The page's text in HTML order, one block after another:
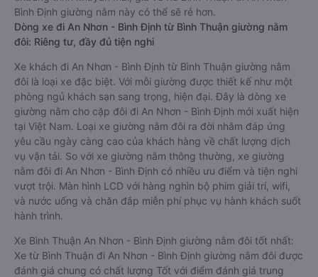
Bình Định giường nằm này có thể sẽ rẻ hơn.
Dòng xe đi An Nhơn - Bình Định từ Bình Thuận giường nằm
đôi: Riêng tư, đầy đủ tiện nghi
Xe khách đi An Nhơn - Bình Định từ Bình Thuận giường nằm
đôi là loại xe đặc biệt. Với mỗi giường được thiết kế như một
phòng ngủ khách sạn sang trọng, hiện đại. Đây là dòng xe
giường nằm cho cặp đôi đi An Nhơn - Bình Định mới xuất hiện
tại Việt Nam. Loại xe giường nằm đôi ra đời nhằm đáp ứng
yêu cầu ngày càng cao của khách hàng về chất lượng dịch
vụ vận tải. So với xe giường nằm thông thường, xe giường
nằm đôi đi An Nhơn - Bình Định có nhiều ưu điểm và tiện nghi
vượt trội. Màn hình LCD với hàng nghìn bộ phim giải trí, wifi,
và nước uống và chăn đắp miễn phí phục vụ hành khách suốt
hành trình.
Xe Bình Thuận An Nhơn - Bình Định giường nằm đôi tốt nhất:
Xe từ Bình Thuận đi An Nhơn - Bình Định giường nằm đôi được
đánh giá chung có chất lượng Tốt với điểm đánh giá trung